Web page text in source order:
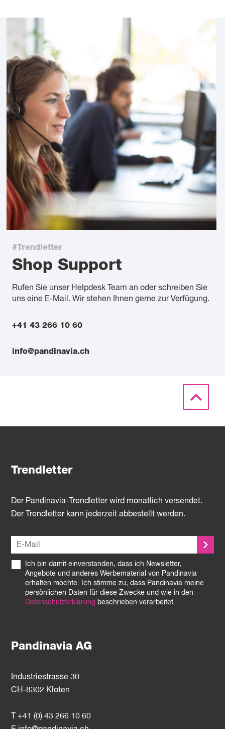
#Trendletter
Shop Support
Rufen Sie unser Helpdesk Team an oder schreiben Sie
uns eine E-Mail. Wir stehen Ihnen gerne zur Verfügung.
+41 43 266 10 60
info@pandinavia.ch
Pandinavia AG
Industriestrasse 30
CH-8302 Kloten
T +41 (0) 43 266 10 60
Trendletter
Der Pandinavia-Trendletter wird monatlich versendet.
Der Trendletter kann jederzeit abbestellt werden.
Ich bin damit einverstanden, dass ich Newsletter,
Angebote und anderes Werbematerial von Pandinavia
erhalten möchte. Ich stimme zu, dass Pandinavia meine
persönlichen Daten für diese Zwecke und wie in den
Datenschutzerklärung beschrieben verarbeitet.